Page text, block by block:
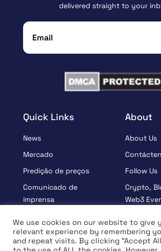
Quick Links
News
Mercado
Predição de preços
Comunicado de
imprensa
Aprender
Entrevista
About
About Us
Follow Us
Crypto,
Web3
Terms
Privacy
delivered straight to your
We use cookies on our website to give
relevant experience by remembering
and repeat visits. By clicking “Accept